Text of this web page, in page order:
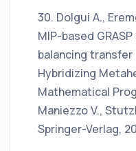
30. Dolgui A.,
MlP-based
balancing
Hybridizing
Mathematical
Maniezzo V.,
Springer-Verlag,